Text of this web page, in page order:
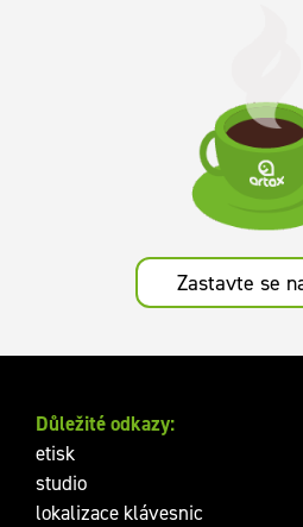
Zastavte se
Důležité odkazy:
etisk
studio
lokalizace klávesnic